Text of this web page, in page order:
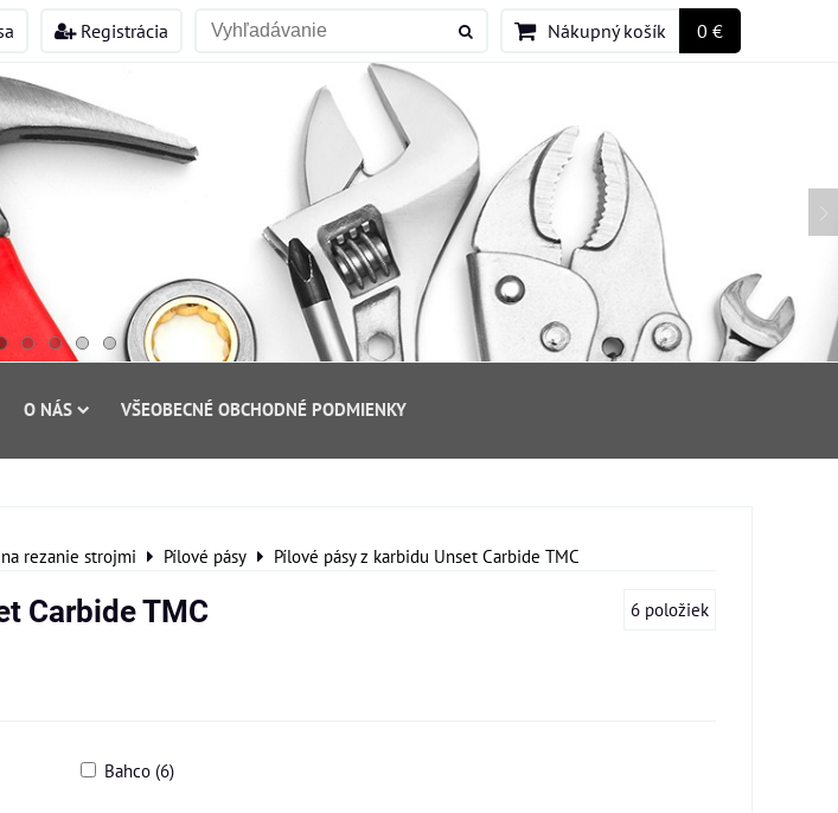
Registrácia Nákupný košík 0 €
O NÁS VŠEOBECNÉ OBCHODNÉ PODMIENKY
rezanie strojmi Pílové pásy Pílové pásy z karbidu Unset Carbide TMC
Carbide TMC 6 položiek
Bahco (6)